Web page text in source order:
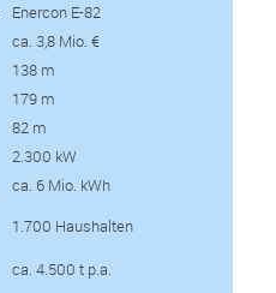
Enercon E-82
ca. 3,8 Mio. €
138 m
179 m
82 m
2.300 kW
ca. 6 Mio. kWh
1.700 Haushalten
ca. 4.500 t p.a.